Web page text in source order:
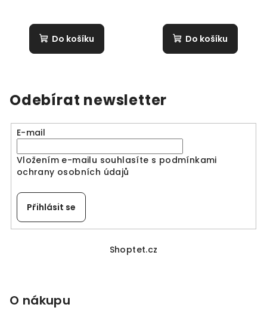
Do košíku Do košíku
Odebírat newsletter
E-mail
Vložením e-mailu souhlasíte s podmínkami
ochrany osobních údajů
Přihlásit se
Shoptet.cz
O nákupu